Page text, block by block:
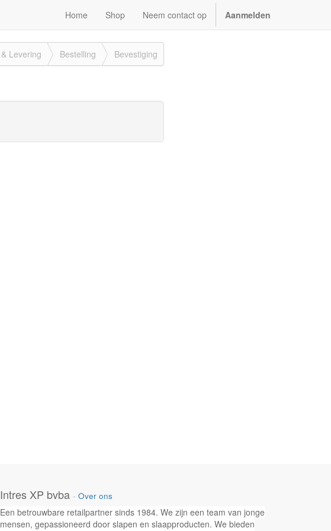
Home Shop Neem contact op Aanmelden
& Levering Bestelling Bevestiging
Intres XP bvba - Over ons
Een betrouwbare retailpartner sinds 1984. We zijn een team van jonge
mensen, gepassioneerd door slapen en slaapproducten. We bieden